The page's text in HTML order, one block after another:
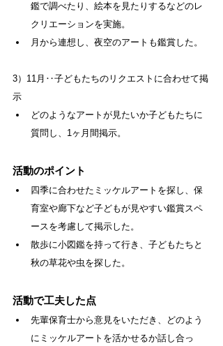
鑑で調べたり、絵本を見たりするなどのレ
クリエーションを実施。
月から連想し、夜空のアートも鑑賞した。
3）11月‥子どもたちのリクエストに合わせて掲
示
どのようなアートが見たいか子どもたちに
質問し、1ヶ月間掲示。
活動のポイント
四季に合わせたミッケルアートを探し、保
育室や廊下など子どもが見やすい鑑賞スペ
ースを考慮して掲示した。
散歩に小図鑑を持って行き、子どもたちと
秋の草花や虫を探した。
活動で工夫した点
先輩保育士から意見をいただき、どのよう
にミッケルアートを活かせるか話し合っ